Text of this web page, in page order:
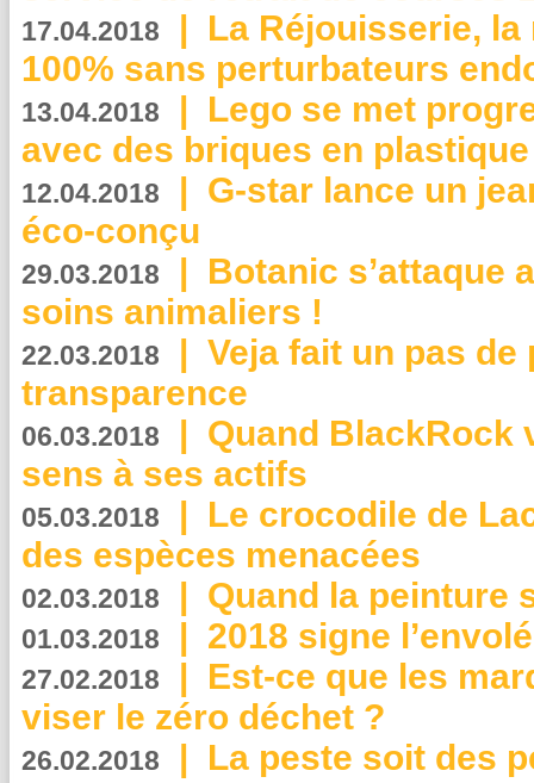
17.04.2018 | La Réjouisserie,
100% sans perturbateurs
13.04.2018 | Lego se met
avec des briques en
12.04.2018 | G-star lance un
éco-conçu
29.03.2018 | Botanic s’attaque
soins animaliers !
22.03.2018 | Veja fait un pas de
transparence
06.03.2018 | Quand BlackRock
sens à ses actifs
05.03.2018 | Le crocodile de
des espèces menacées
02.03.2018 | Quand la peinture
01.03.2018 | 2018 signe
27.02.2018 | Est-ce que les
viser le zéro déchet ?
26.02.2018 | La peste soit des